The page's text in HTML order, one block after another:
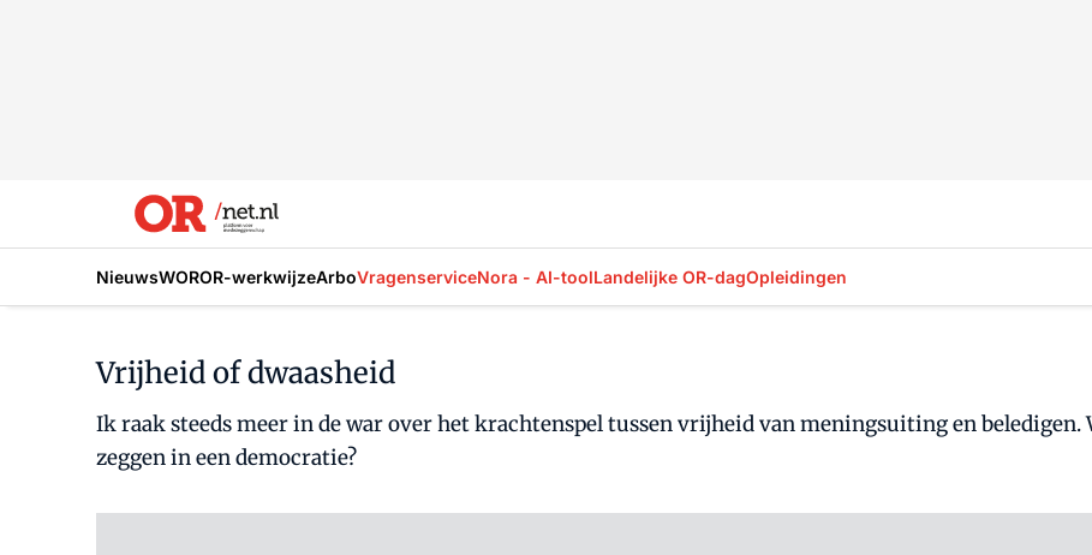
NieuwsWOROR-werkwijzeArboVragenserviceNora - AI-toolLandelijke OR-dagOpleidingen
Vrijheid of dwaasheid
Ik raak steeds meer in de war over het krachtenspel tussen vrijheid van meningsuiting en beledigen.
zeggen in een democratie?